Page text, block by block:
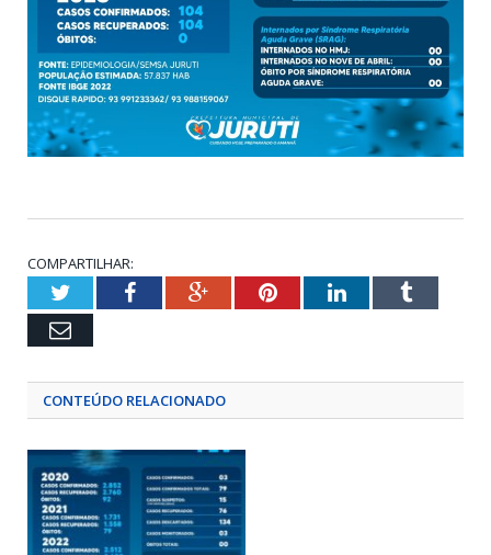
COMPARTILHAR:
TwitterFacebookGoogle+PinterestLinkedInTumblr
Email
CONTEÚDO RELACIONADO